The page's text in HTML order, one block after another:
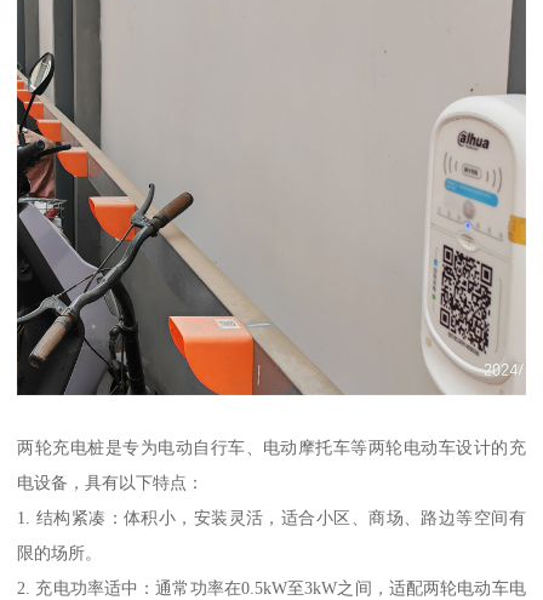
两轮充电桩是专为电动自行车、电动摩托车等两轮电动车设计的充
电设备，具有以下特点：
1. 结构紧凑：体积小，安装灵活，适合小区、商场、路边等空间有
限的场所。
2. 充电功率适中：通常功率在0.5kW至3kW之间，适配两轮电动车电